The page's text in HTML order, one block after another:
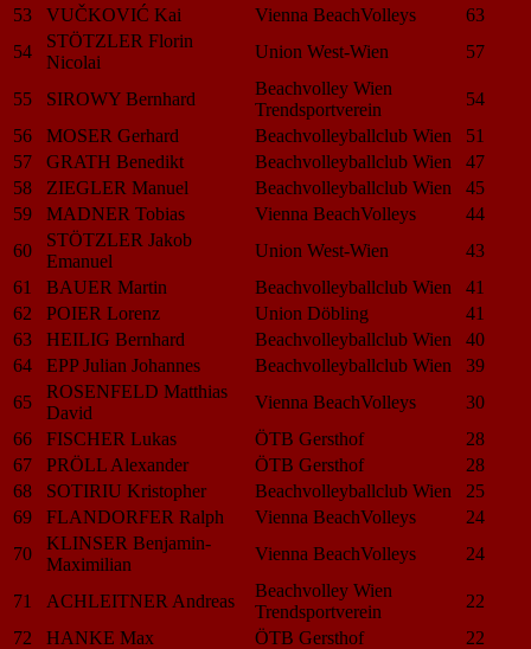
53
VUČKOVIĆ Kai Vienna BeachVolleys
63
54
STÖTZLER Florin
Nicolai
Union West-Wien 57
55 SIROWY Bernhard
Beachvolley Wien
Trendsportverein
54
56
MOSER Gerhard Beachvolleyballclub Wien
51
57
GRATH Benedikt Beachvolleyballclub Wien
47
58
ZIEGLER Manuel Beachvolleyballclub Wien
45
59
MADNER Tobias Vienna BeachVolleys
44
60
STÖTZLER Jakob
Emanuel
Union West-Wien
43
61
BAUER Martin Beachvolleyballclub Wien
41
62
POIER Lorenz Union Döbling
41
63
HEILIG Bernhard Beachvolleyballclub Wien
40
64
EPP Julian Johannes Beachvolleyballclub Wien
39
65
ROSENFELD Matthias
David
Vienna BeachVolleys
30
66
FISCHER Lukas ÖTB Gersthof
28
67
PRÖLL Alexander ÖTB Gersthof
28
68
SOTIRIU Kristopher Beachvolleyballclub Wien
25
69
FLANDORFER Ralph Vienna BeachVolleys
24
70
KLINSER Benjamin-
Maximilian
Vienna BeachVolleys 24
71 ACHLEITNER Andreas
Beachvolley Wien
Trendsportverein
22
72
HANKE Max ÖTB Gersthof
22